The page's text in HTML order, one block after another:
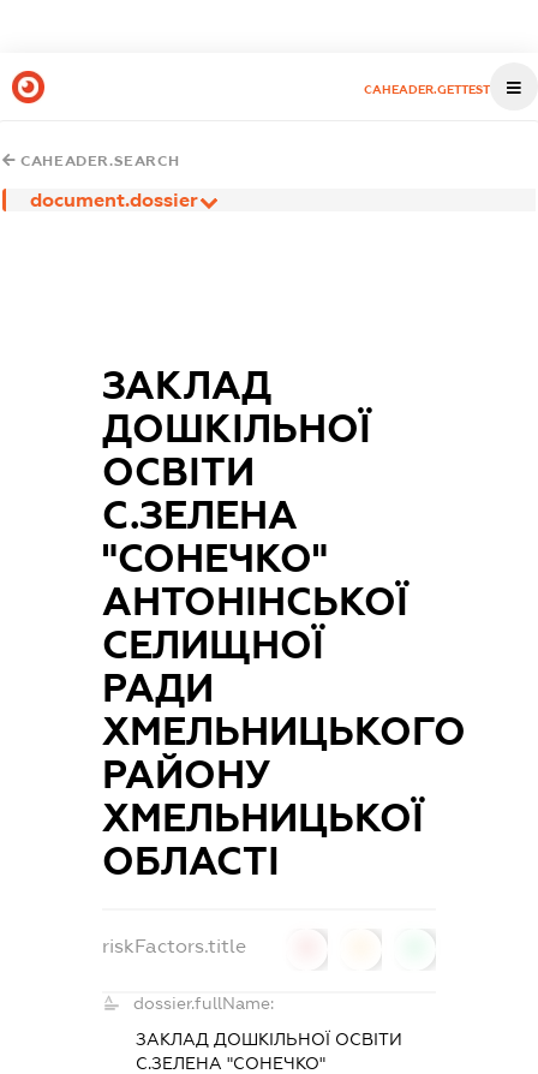
CAHEADER.GETTEST
CAHEADER.SEARCH
document.dossier
ЗАКЛАД
ДОШКІЛЬНОЇ
ОСВІТИ
С.ЗЕЛЕНА
"СОНЕЧКО"
АНТОНІНСЬКОЇ
СЕЛИЩНОЇ
РАДИ
ХМЕЛЬНИЦЬКОГО
РАЙОНУ
ХМЕЛЬНИЦЬКОЇ
ОБЛАСТІ
riskFactors.title
dossier.fullName:
ЗАКЛАД ДОШКІЛЬНОЇ ОСВІТИ
С.ЗЕЛЕНА "СОНЕЧКО"